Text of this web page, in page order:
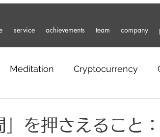
service achievements team company
Meditation Cryptocurrency
」を押さえること